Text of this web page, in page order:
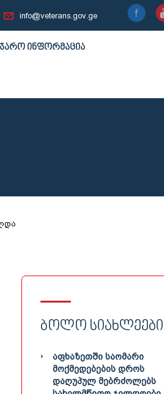
info@veterans.gov.ge
ინფორმაცია
ᲑᲝᲚᲝ ᲡᲘᲐᲮᲚᲔᲔᲑᲘ
ᲐᲤᲮᲐᲖᲔᲗᲨᲘ ᲡᲐᲝᲛᲐᲠᲘ
ᲛᲝᲥᲛᲔᲓᲔᲑᲔᲑᲘᲡ ᲓᲠᲝᲡ
ᲓᲐᲦᲣᲞᲣᲚ ᲛᲔᲑᲠᲫᲝᲚᲔᲑᲡ